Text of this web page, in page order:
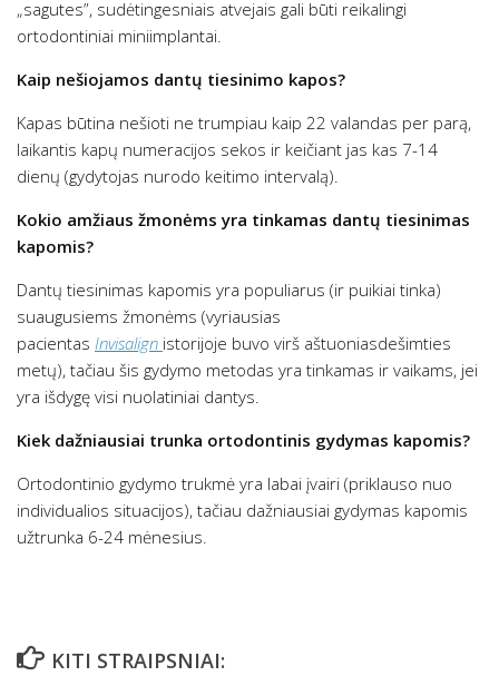
„sagutes”, sudėtingesniais atvejais gali būti reikalingi
ortodontiniai miniimplantai.
Kaip nešiojamos dantų tiesinimo kapos?
Kapas būtina nešioti ne trumpiau kaip 22 valandas per parą,
laikantis kapų numeracijos sekos ir keičiant jas kas 7-14
dienų (gydytojas nurodo keitimo intervalą).
Kokio amžiaus žmonėms yra tinkamas dantų tiesinimas
kapomis?
Dantų tiesinimas kapomis yra populiarus (ir puikiai tinka)
suaugusiems žmonėms (vyriausias
pacientas Invisalign istorijoje buvo virš aštuoniasdešimties
metų), tačiau šis gydymo metodas yra tinkamas ir vaikams, jei
yra išdygę visi nuolatiniai dantys.
Kiek dažniausiai trunka ortodontinis gydymas kapomis?
Ortodontinio gydymo trukmė yra labai įvairi (priklauso nuo
individualios situacijos), tačiau dažniausiai gydymas kapomis
užtrunka 6-24 mėnesius.
KITI STRAIPSNIAI: